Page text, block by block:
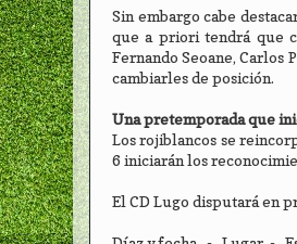
Sin embargo cabe
que a priori tendrá que
Fernando Seoane, Carlos
cambiarles de posición.
Una pretemporada que
Los rojiblancos se
6 iniciarán los
El CD Lugo disputará en